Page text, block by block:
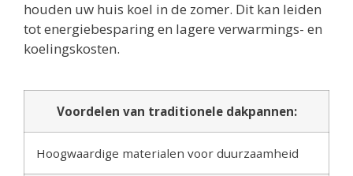
houden uw huis koel in de zomer. Dit kan leiden
tot energiebesparing en lagere verwarmings- en
koelingskosten.
Voordelen van traditionele dakpannen:
Hoogwaardige materialen voor duurzaamheid